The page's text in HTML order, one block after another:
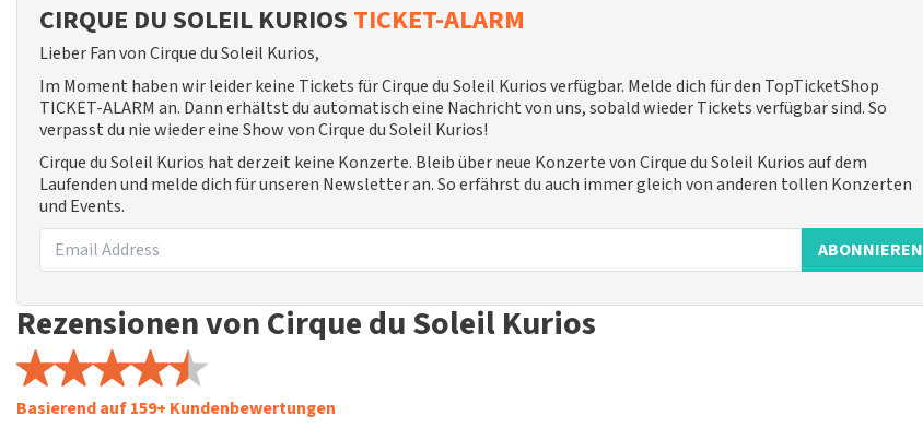
CIRQUE DU SOLEIL KURIOS TICKET-ALARM
Lieber Fan von Cirque du Soleil Kurios,
Im Moment haben wir leider keine Tickets für Cirque du Soleil Kurios verfügbar. Melde dich für den TopTicketShop
TICKET-ALARM an. Dann erhältst du automatisch eine Nachricht von uns, sobald wieder Tickets verfügbar sind. So
verpasst du nie wieder eine Show von Cirque du Soleil Kurios!
Cirque du Soleil Kurios hat derzeit keine Konzerte. Bleib über neue Konzerte von Cirque du Soleil Kurios auf dem
Laufenden und melde dich für unseren Newsletter an. So erfährst du auch immer gleich von anderen tollen Konzerten
und Events.
ABONNIEREN
Rezensionen von Cirque du Soleil Kurios
Basierend auf 159+ Kundenbewertungen